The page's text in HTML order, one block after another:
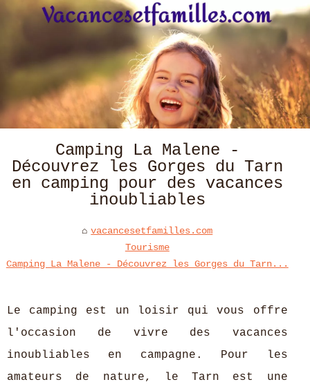
Camping La Malene -
Découvrez les Gorges du Tarn
en camping pour des vacances
inoubliables
vacancesetfamilles.com
Tourisme
Camping La Malene - Découvrez les Gorges du Tarn...
Le camping est un loisir qui vous offre
l'occasion de vivre des vacances
inoubliables en campagne. Pour les
amateurs de nature, le Tarn est une